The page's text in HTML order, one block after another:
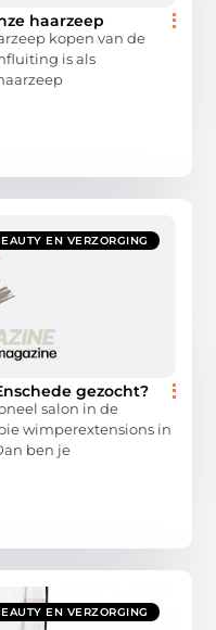
haarzeep
kopen van de
is als
EN VERZORGING
gezocht?
salon in de
wimperextensions in
ben je
EN VERZORGING